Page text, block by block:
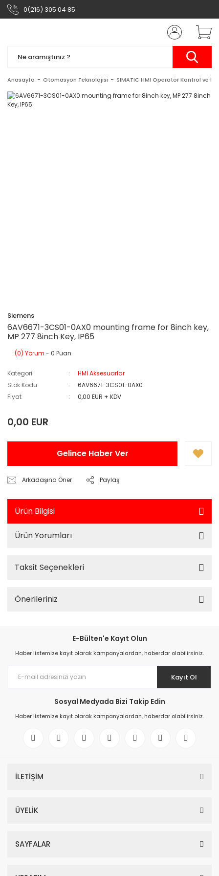
0(216) 305 04 85
Anasayfa Otomasyon Teknolojisi SIMATIC HMI Operatör Kontrol ve
Siemens
6AV6671-3CS01-0AX0 mounting frame for 8inch key,
MP 277 8inch Key, IP65
(0) Yorum - 0 Puan
Kategori
HMI Aksesuarlar
Stok Kodu
6AV6671-3CS01-0AX0
Fiyat
0,00 EUR + KDV
0,00 EUR
Gelince Haber Ver
Arkadaşına Öner Paylaş
Ürün Bilgisi
Ürün Yorumları
Taksit Seçenekleri
Önerileriniz
E-Bülten'e Kayıt Olun
Haber listemize kayıt olarak kampanyalardan, haberdar olabilirsiniz.
Kayıt Ol
Sosyal Medyada Bizi Takip Edin
Haber listemize kayıt olarak kampanyalardan, haberdar olabilirsiniz.
İLETİŞİM
ÜYELİK
SAYFALAR